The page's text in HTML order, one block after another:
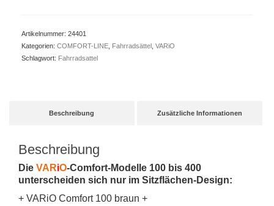
Artikelnummer: 24401
Kategorien: COMFORT-LINE Fahrradsättel VARiO
Schlagwort: Fahrradsattel
Beschreibung Zusätzliche Informationen
Beschreibung
Die VARiO-Comfort-Modelle 100 bis 400
unterscheiden sich nur im Sitzflächen-Design:
+ VARiO Comfort 100 braun +